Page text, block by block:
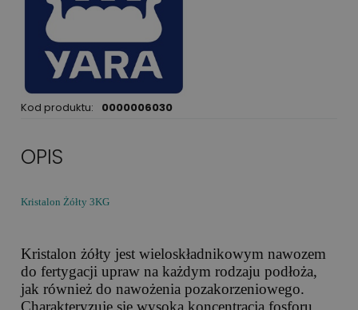
Kod produktu: 0000006030
OPIS
Kristalon Żółty 3KG
Kristalon żółty jest wieloskładnikowym nawozem
do fertygacji upraw na każdym rodzaju podłoża,
jak również do nawożenia pozakorzeniowego.
Charakteryzuje się wysoką koncentracją fosforu.